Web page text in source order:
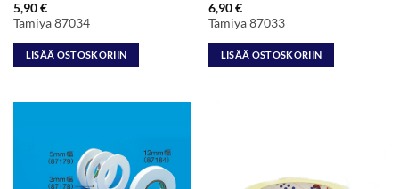
5,90€
Tamiya 87034
LISÄÄ OSTOSKORIIN
6,90€
Tamiya 87033
LISÄÄ OSTOSKORIIN